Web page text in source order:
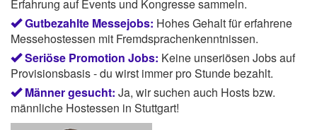
Erfahrung auf Events und Kongresse sammeln.
Gutbezahlte Messejobs: Hohes Gehalt für erfahrene
Messehostessen mit Fremdsprachenkenntnissen.
Seriöse Promotion Jobs: Keine unseriösen Jobs auf
Provisionsbasis - du wirst immer pro Stunde bezahlt.
Männer gesucht: Ja, wir suchen auch Hosts bzw.
männliche Hostessen in Stuttgart!